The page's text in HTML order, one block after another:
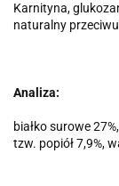
Karnityna,
naturalny
Analiza:
białko surowe
tzw. popiół 7,9%,